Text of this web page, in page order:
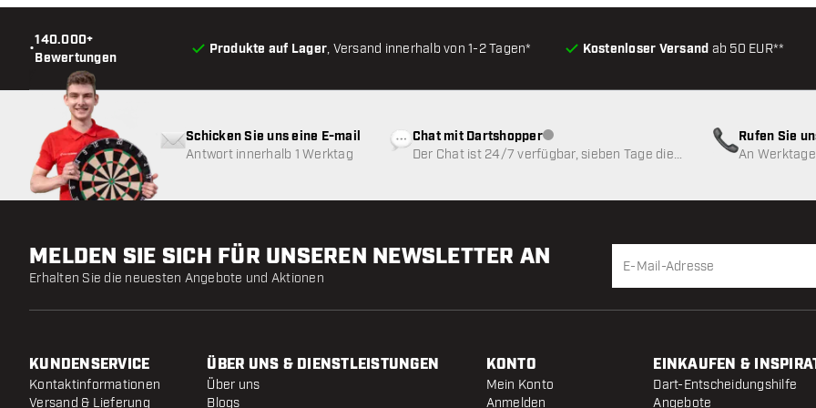
•
140.000+
Bewertungen
Produkte auf Lager, Versand innerhalb von 1-2 Tagen* Kostenloser Versand ab 50 EUR**
Schicken Sie uns eine E-mail
Antwort innerhalb 1 Werktag
Chat mit DartshopperKundenservice nicht verfügbar
Der Chat ist 24/7 verfügbar, sieben Tage die
Rufen Sie
An
MELDEN SIE SICH FÜR UNSEREN NEWSLETTER AN
Erhalten Sie die neuesten Angebote und Aktionen
KUNDENSERVICE
Kontaktinformationen
Versand & Lieferung
ÜBER UNS & DIENSTLEISTUNGEN
Über uns
Blogs
KONTO
Mein Konto
Anmelden
EINKAUFEN &
Dart-Entscheidungshilfe
Angebote